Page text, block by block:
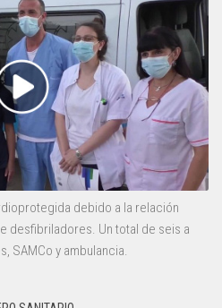
debido a la relación
desfibriladores. Un total de seis a
SAMCo y ambulancia.